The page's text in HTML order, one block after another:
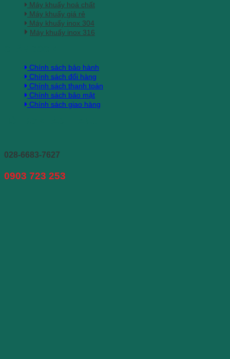
Máy khuấy hoá chất
Máy khuấy giá rẻ
Máy khuấy inox 304
Máy khuấy inox 316
Chính sách bảo hành
Chính sách đổi hàng
Chính sách thanh toán
Chính sách bảo mật
Chính sách giao hàng
028-6683-7627
0903 723 253